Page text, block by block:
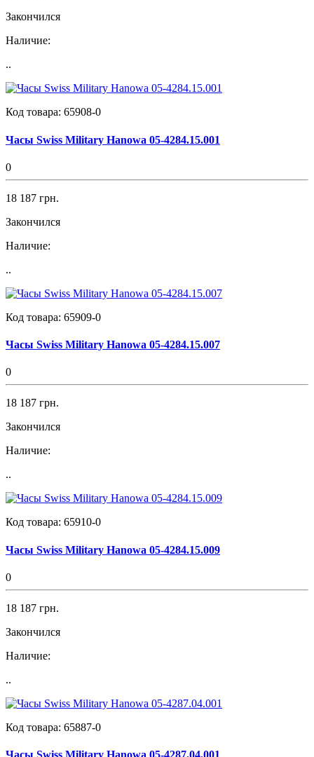
Закончился
Наличие:
..
Код товара: 65908-0
Часы Swiss Military Hanowa 05-4284.15.001
0
18 187 грн.
Закончился
Наличие:
..
Код товара: 65909-0
Часы Swiss Military Hanowa 05-4284.15.007
0
18 187 грн.
Закончился
Наличие:
..
Код товара: 65910-0
Часы Swiss Military Hanowa 05-4284.15.009
0
18 187 грн.
Закончился
Наличие:
..
Код товара: 65887-0